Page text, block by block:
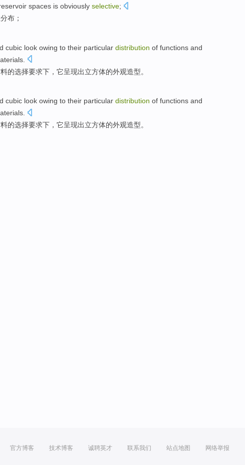
spaces is obviously selective;
分布 ；
cubic look owing to their particular distribution of functions and
的选择要求下，它呈现出立方体的外观造型。
cubic look owing to their particular distribution of functions and
.
的选择要求下，它呈现出立方体的外观造型。
官方博客 技术博客 诚聘英才 联系我们 站点地图 网络举报